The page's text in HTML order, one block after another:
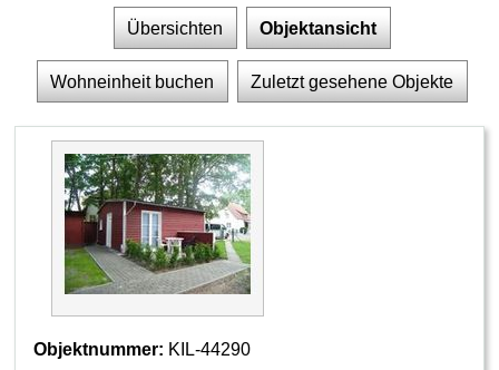
Übersichten Objektansicht
Wohneinheit buchen Zuletzt gesehene Objekte
Objektnummer: KIL-44290